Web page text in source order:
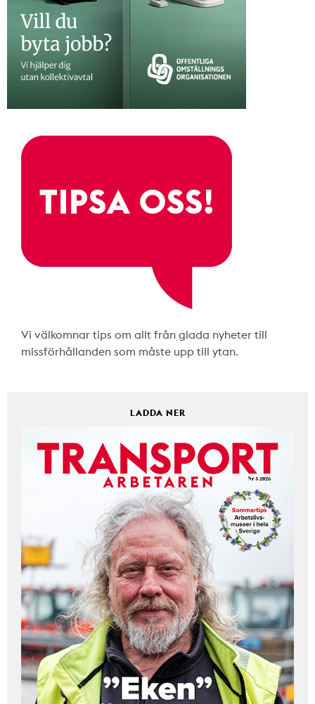
Vi välkomnar tips om allt från glada nyheter till
missförhållanden som måste upp till ytan.
LADDA NER